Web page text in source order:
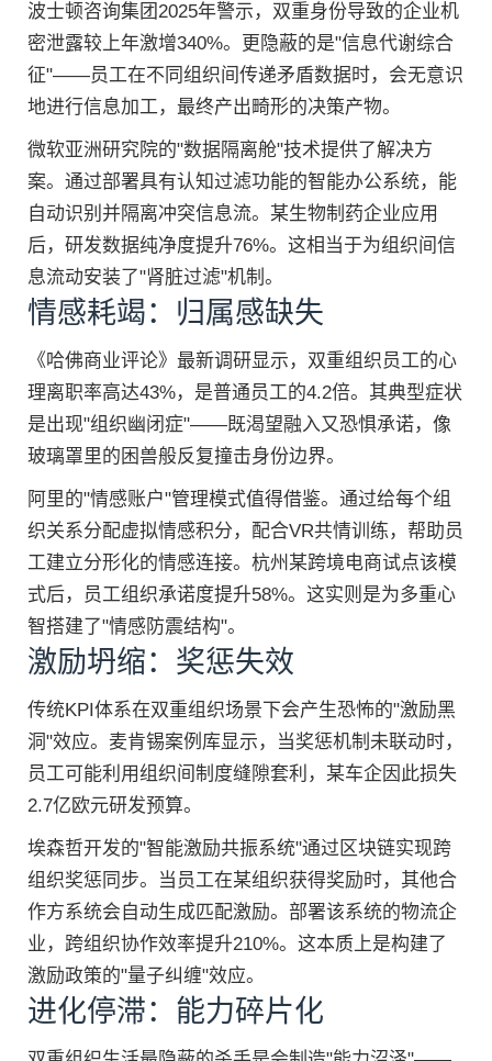
波士顿咨询集团2025年警示，双重身份导致的企业机
密泄露较上年激增340%。更隐蔽的是"信息代谢综合
征"——员工在不同组织间传递矛盾数据时，会无意识
地进行信息加工，最终产出畸形的决策产物。
微软亚洲研究院的"数据隔离舱"技术提供了解决方
案。通过部署具有认知过滤功能的智能办公系统，能
自动识别并隔离冲突信息流。某生物制药企业应用
后，研发数据纯净度提升76%。这相当于为组织间信
息流动安装了"肾脏过滤"机制。
情感耗竭：归属感缺失
《哈佛商业评论》最新调研显示，双重组织员工的心
理离职率高达43%，是普通员工的4.2倍。其典型症状
是出现"组织幽闭症"——既渴望融入又恐惧承诺，像
玻璃罩里的困兽般反复撞击身份边界。
阿里的"情感账户"管理模式值得借鉴。通过给每个组
织关系分配虚拟情感积分，配合VR共情训练，帮助员
工建立分形化的情感连接。杭州某跨境电商试点该模
式后，员工组织承诺度提升58%。这实则是为多重心
智搭建了"情感防震结构"。
激励坍缩：奖惩失效
传统KPI体系在双重组织场景下会产生恐怖的"激励黑
洞"效应。麦肯锡案例库显示，当奖惩机制未联动时，
员工可能利用组织间制度缝隙套利，某车企因此损失
2.7亿欧元研发预算。
埃森哲开发的"智能激励共振系统"通过区块链实现跨
组织奖惩同步。当员工在某组织获得奖励时，其他合
作方系统会自动生成匹配激励。部署该系统的物流企
业，跨组织协作效率提升210%。这本质上是构建了
激励政策的"量子纠缠"效应。
进化停滞：能力碎片化